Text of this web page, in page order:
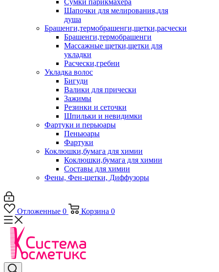
Сумки парикмахера
Шапочки для мелирования,для
душа
Брашенги,термобрашенги,щетки,расчески
Брашенги,термобрашенги
Массажные щетки,щетки для
укладки
Расчески,гребни
Укладка волос
Бигуди
Валики для прически
Зажимы
Резинки и сеточки
Шпильки и невидимки
Фартуки и перьюары
Пеньюары
Фартуки
Коклюшки,бумага для химии
Коклюшки,бумага для химии
Составы для химии
Фены, Фен-щетки, Диффузоры
Отложенные 0 Корзина 0